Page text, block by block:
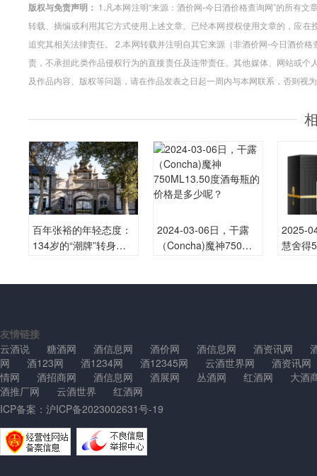
版权与免责声明： 1.凡本网注明“来源：酒价网-今日酒价格查询网”的所有
转载、摘编或利用其它方式使用上述文章。已经本网授权使用文章的，应
追究其相关法律责任。 2.本网转载并注明自其它来源（非酒价网-今日酒价
责，不承担此类作品侵权行为的直接责任及连带责任。其他媒体、网站或
及作品内容、版权等问题，请在作品发表之日起一周内与本网联系，否则视
百年张裕的年轻态度：
134岁的“潮牌”转身与
2024-03-06日，干露
（Concha)魔神750ML
2025-
慧舍得
友情链接
云酒说
糖酒网 酒信息网 酒价网 酒信息网 酒资讯网
网
酒123网 酒1234网 酒12345网 云酒世界网
酒资讯网
情网
酒招商网 酒信息网 酒展网 丛酒网 红酒网
大酒
酒推厂网
云酒世界
红酒网
ICP备案： 沪ICP备2023002631号-19